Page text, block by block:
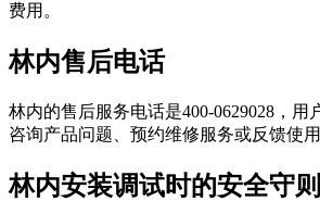
费用。
林内售后电话
林内的售后服务电话是400-0629028，用
咨询产品问题、预约维修服务或反馈使用
林内安装调试时的安全守